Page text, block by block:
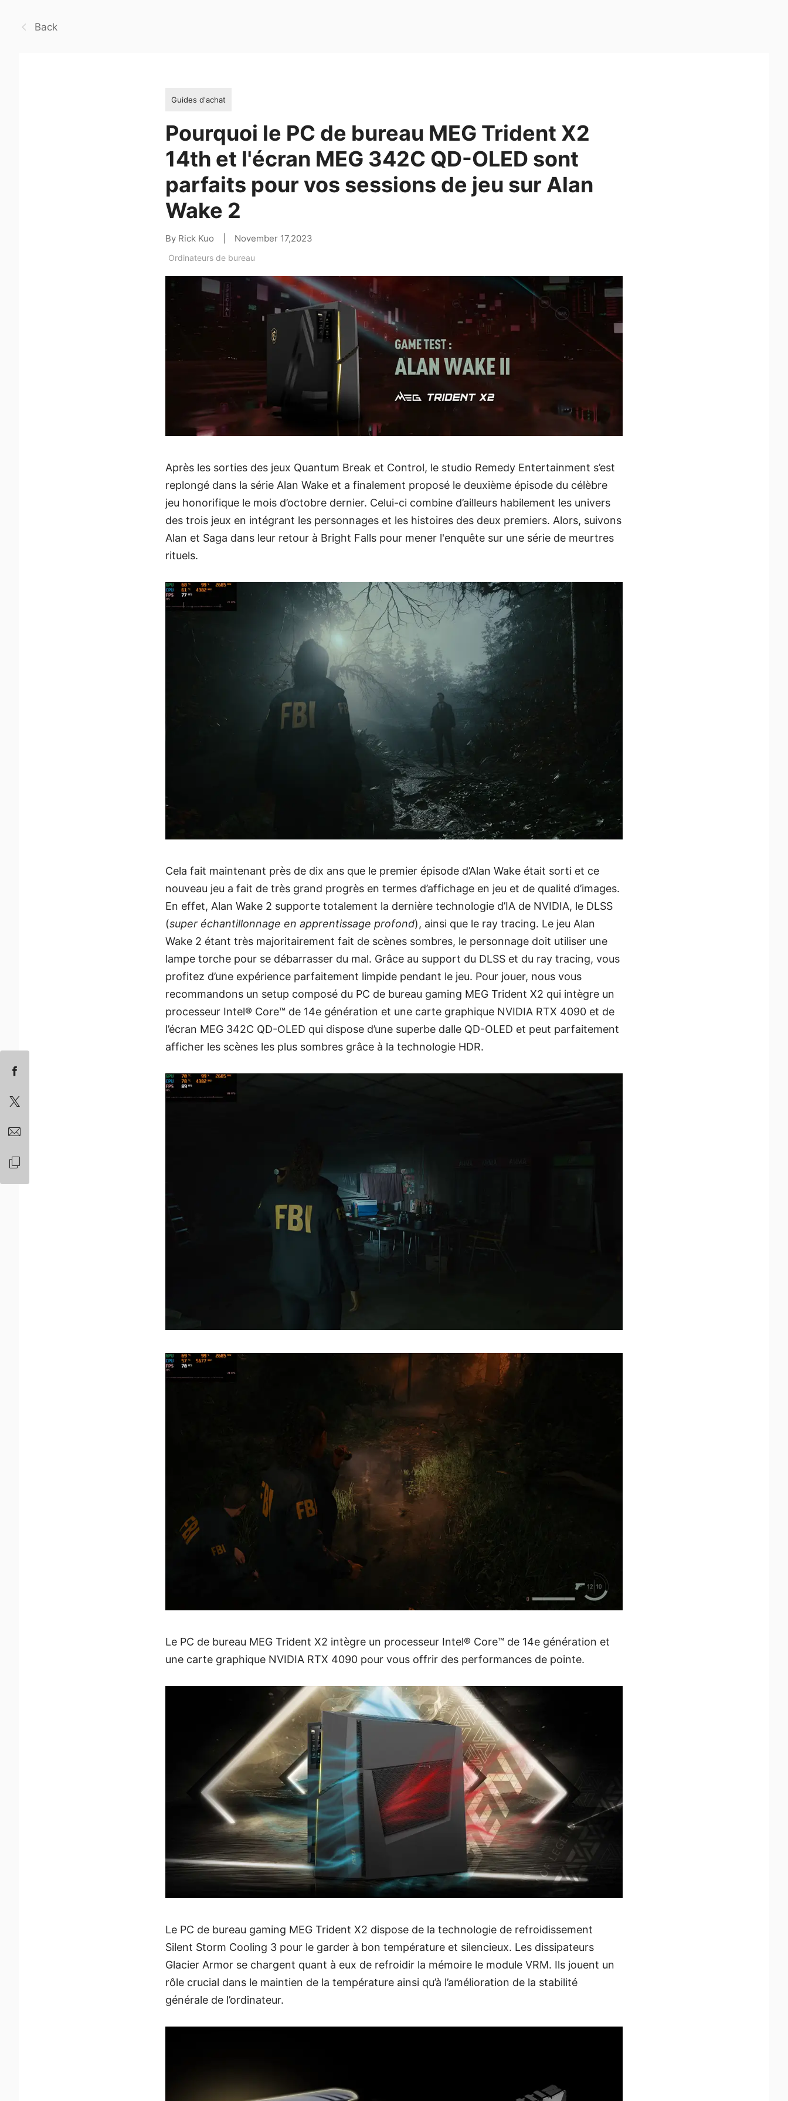
Back
Guides d'achat
Pourquoi le PC de bureau MEG Trident X2
14th et l'écran MEG 342C QD-OLED sont
parfaits pour vos sessions de jeu sur Alan
Wake 2
By Rick Kuo November 17,2023
Ordinateurs de bureau
Après les sorties des jeux Quantum Break et Control, le studio Remedy Entertainment s’est
replongé dans la série Alan Wake et a finalement proposé le deuxième épisode du célèbre
jeu honorifique le mois d’octobre dernier. Celui-ci combine d’ailleurs habilement les univers
des trois jeux en intégrant les personnages et les histoires des deux premiers. Alors, suivons
Alan et Saga dans leur retour à Bright Falls pour mener l'enquête sur une série de meurtres
rituels.
Cela fait maintenant près de dix ans que le premier épisode d’Alan Wake était sorti et ce
nouveau jeu a fait de très grand progrès en termes d’affichage en jeu et de qualité d’images.
En effet, Alan Wake 2 supporte totalement la dernière technologie d’IA de NVIDIA, le DLSS
(super échantillonnage en apprentissage profond), ainsi que le ray tracing. Le jeu Alan
Wake 2 étant très majoritairement fait de scènes sombres, le personnage doit utiliser une
lampe torche pour se débarrasser du mal. Grâce au support du DLSS et du ray tracing, vous
profitez d’une expérience parfaitement limpide pendant le jeu. Pour jouer, nous vous
recommandons un setup composé du PC de bureau gaming MEG Trident X2 qui intègre un
processeur Intel® Core™ de 14e génération et une carte graphique NVIDIA RTX 4090 et de
l’écran MEG 342C QD-OLED qui dispose d’une superbe dalle QD-OLED et peut parfaitement
afficher les scènes les plus sombres grâce à la technologie HDR.
Le PC de bureau MEG Trident X2 intègre un processeur Intel® Core™ de 14e génération et
une carte graphique NVIDIA RTX 4090 pour vous offrir des performances de pointe.
Le PC de bureau gaming MEG Trident X2 dispose de la technologie de refroidissement
Silent Storm Cooling 3 pour le garder à bon température et silencieux. Les dissipateurs
Glacier Armor se chargent quant à eux de refroidir la mémoire le module VRM. Ils jouent un
rôle crucial dans le maintien de la température ainsi qu’à l’amélioration de la stabilité
générale de l’ordinateur.